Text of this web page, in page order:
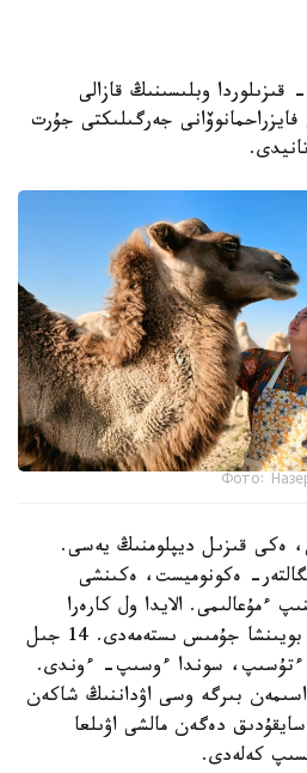
قىزىلوردا. KAZINFORM - قىزىلوردا وبلىسىنىڭ قازالى
فايزراحمانوۆانى جەرگىلىكتى جۇرت
Фото:
ەكى قىزىل ديپلومنىڭ يەسى.
ەكونوميست، ەكىنشى
ءمۇعالىمى. الايدا ول كارەرا
قۋعان جوق. ەكى ماماندىق بويىنشا جۇمىس ىستەمەدى. 14 جىل
ءتۇسىپ، سوندا ءوسىپ- ءوندى.
بىرگە وسى اۋداننىڭ شاكەن
دەگەن مالشى اۋىلعا
كەلەدى.